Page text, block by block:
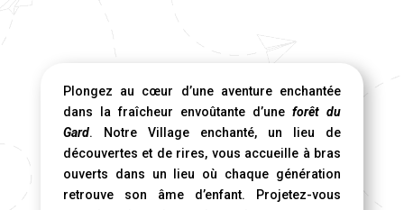
Plongez au cœur d’une aventure enchantée
dans la fraîcheur envoûtante d’uneforêt du
Gard. Notre Village enchanté, un lieu de
découvertes et de rires, vous accueille à bras
ouverts dans un lieu où chaque génération
retrouve son âme d’enfant. Projetez-vous